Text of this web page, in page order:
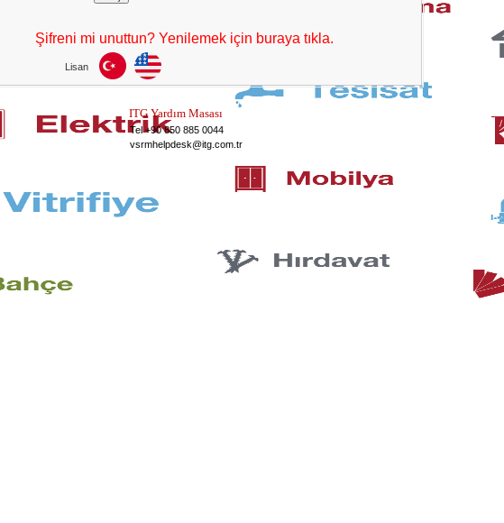
Şifreni mi unuttun? Yenilemek için buraya tıkla.
Lisan
ITG Yardım Masası
Tel +90 850 885 0044
vsrmhelpdesk@itg.com.tr